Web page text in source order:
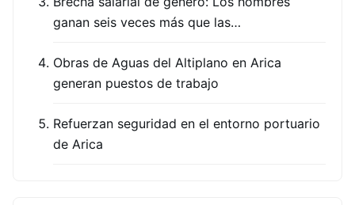
ganan seis veces más que las…
Obras de Aguas del Altiplano en Arica
generan puestos de trabajo
Refuerzan seguridad en el entorno portuario
de Arica